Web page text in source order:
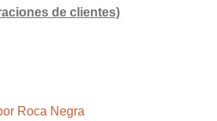
de clientes)
Roca Negra